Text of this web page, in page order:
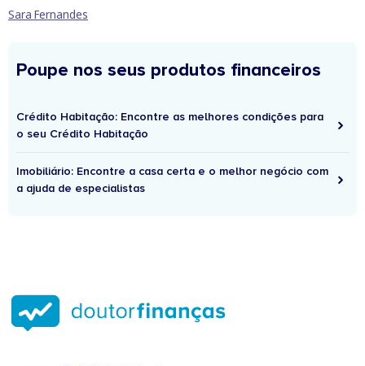
Sara Fernandes
Poupe nos seus produtos financeiros
Crédito Habitação: Encontre as melhores condições para
o seu Crédito Habitação
Imobiliário: Encontre a casa certa e o melhor negócio com
a ajuda de especialistas